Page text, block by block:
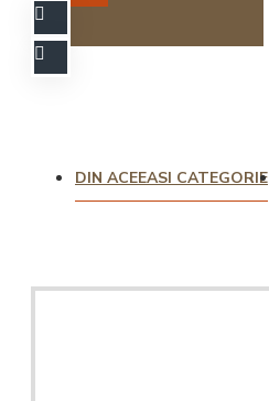
DIN ACEEASI CATEGORIE